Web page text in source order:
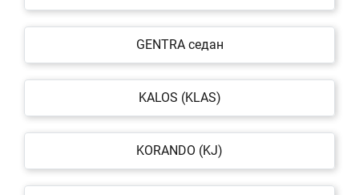
GENTRA седан
KALOS (KLAS)
KORANDO (KJ)